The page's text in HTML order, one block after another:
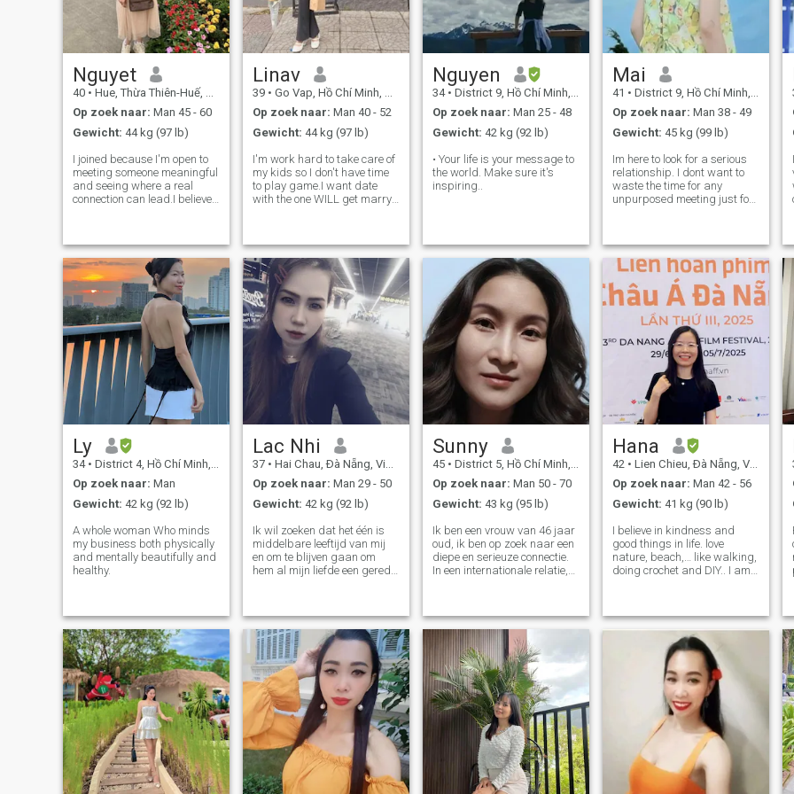
ook van om kwaliteitstijd
thuis door te brengen met
mijn familie, vrienden en ook
met degene die ik leuk vind.
Het leven is beter te delen met
een goed persoon.
Nguyet
40 • Hue, Thừa Thiên-Huế, Vietnam
Op zoek naar: Man 45 - 60
Gewicht: 44 kg (97 lb)
I joined because I'm open to
meeting someone meaningful
and seeing where a real
connection can lead.I believe
Linav
39 • Go Vap, Hồ Chí Minh, Vietnam
Op zoek naar: Man 40 - 52
Gewicht: 44 kg (97 lb)
I'm work hard to take care of
my kids so I don't have time
to play game.I want date
with the one WILL get marry
,ex around to text and talk ,
hangout with
Nguyen
34 • District 9, Hồ Chí Minh, Vietnam
Op zoek naar: Man 25 - 48
Gewicht: 42 kg (92 lb)
• Your life is your message to
the world. Make sure it's
inspiring..
Mai
41 • District 9, Hồ Chí Minh, Vietnam
Op zoek naar: Man 38 - 49
Gewicht: 45 kg (99 lb)
Im here to look for a serious
relationship. I dont want to
waste the time for any
unpurposed meeting just for
who are seriously looking for
a girl like me. Thanks for acr
Ly
34 • District 4, Hồ Chí Minh, Vietnam
Op zoek naar: Man
Gewicht: 42 kg (92 lb)
A whole woman Who minds
my business both physically
and mentally beautifully and
healthy.
Lac Nhi
37 • Hai Chau, Ðà Nẵng, Vietnam
Op zoek naar: Man 29 - 50
Gewicht: 42 kg (92 lb)
Ik wil zoeken dat het één is
middelbare leeftijd van mij
en om te blijven gaan om
hem al mijn liefde een gered
mij... En samen is om zwak
en wee te delen, gelukkig
getrouwd zijn voor eeuwig,
geluk en is moeilijk in een tijd
waarin is tweede tot half
wederzijds
Sunny
45 • District 5, Hồ Chí Minh, Vietnam
Op zoek naar: Man 50 - 70
Gewicht: 43 kg (95 lb)
Ik ben een vrouw van 46 jaar
oud, ik ben op zoek naar een
diepe en serieuze connectie.
In een internationale relatie,
afstand. I hope to find
someone with similar future
aspirations, about me: Ik hou
van koken met mijn familie,
wandelen in de natuur, en
wandelende sporten spelen,
ik hou van fietsen en bomen
planten. Ik zorg ook graag
voor mijn gezondheid en hou
van kinderen en huisdieren.
In life, I am looking for a
serious relationship; I hope to
have a good husband and a
Hana
42 • Lien Chieu, Ðà Nẵng, Vietnam
Op zoek naar: Man 42 - 56
Gewicht: 41 kg (90 lb)
I believe in kindness and
good things in life. love
nature, beach,… like walking,
doing crochet and DIY.. I am